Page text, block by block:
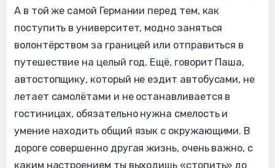
А в той же самой Германии перед тем, как
поступить в университет, модно заняться
волонтёрством за границей или отправиться в
путешествие на целый год. Ещё, говорит Паша,
автостопщику, который не ездит автобусами, не
летает самолётами и не останавливается в
гостиницах, обязательно нужна смелость и
умение находить общий язык с окружающими. В
дороге совершенно другая жизнь, очень важно, с
каким настроением ты выходишь «стопить» до